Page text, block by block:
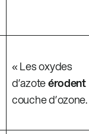
« Les oxydes
d’azoteérodent
couche